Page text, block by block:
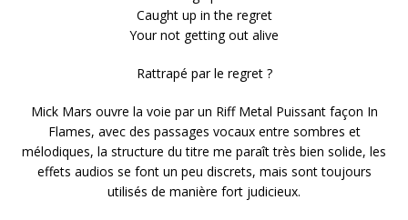
Caught up in the regret
Your not getting out alive
Rattrapé par le regret ?
Mick Mars ouvre la voie par un Riff Metal Puissant façon In
Flames, avec des passages vocaux entre sombres et
mélodiques, la structure du titre me paraît très bien solide, les
effets audios se font un peu discrets, mais sont toujours
utilisés de manière fort judicieux.